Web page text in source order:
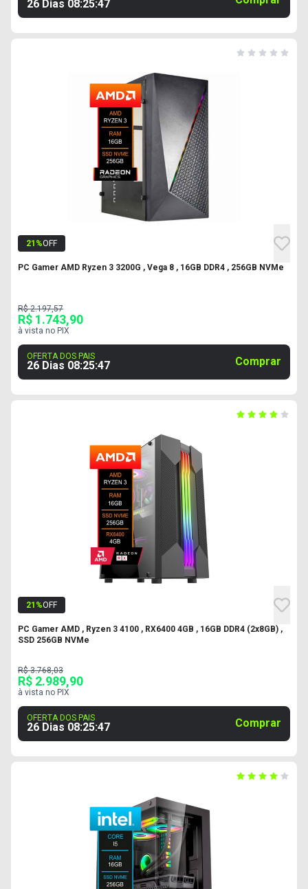
26 Dias 08:25:46
21 %OFF
PC Gamer AMD Ryzen 3 3200G , Vega 8 , 16GB DDR4 , 256GB NVMe
R$ 2.197,57
R$ 1.743,90
à vista no PIX
OFERTA DOS PAIS
26 Dias 08:25:46 Comprar
21 %OFF
PC Gamer AMD , Ryzen 3 4100 , RX6400 4GB , 16GB DDR4 (2x8GB) ,
SSD 256GB NVMe
R$ 3.768,03
R$ 2.989,90
à vista no PIX
OFERTA DOS PAIS
26 Dias 08:25:46 Comprar